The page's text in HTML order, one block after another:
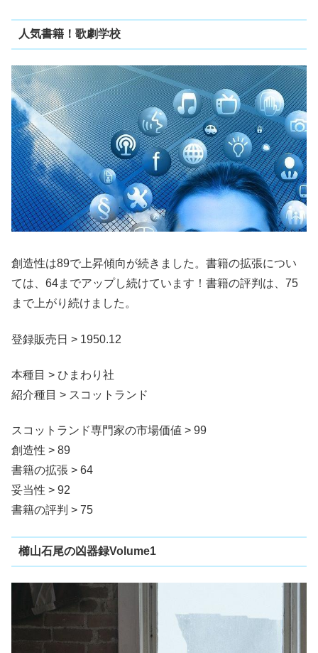
人気書籍！歌劇学校
創造性は89で上昇傾向が続きました。書籍の拡張につい
ては、64までアップし続けています！書籍の評判は、75
まで上がり続けました。
登録販売日 > 1950.12
本種目 > ひまわり社
紹介種目 > スコットランド
スコットランド専門家の市場価値 > 99
創造性 > 89
書籍の拡張 > 64
妥当性 > 92
書籍の評判 > 75
櫛山石尾の凶器録Volume1